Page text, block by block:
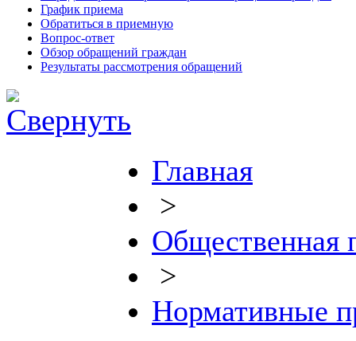
График приема
Обратиться в приемную
Вопрос-ответ
Обзор обращений граждан
Результаты рассмотрения обращений
Главная
>
Общественная
>
Нормативные